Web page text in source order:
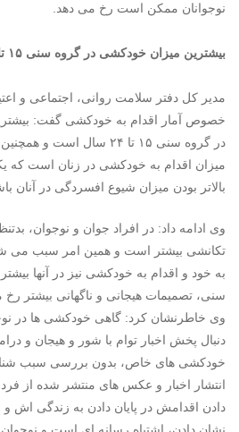
نوجوانان ممکن است رخ می دهد.
بیشترین میزان خودکشی در گروه سنی ۱۵ تا ۲۴
مدیر کل دفتر سلامت روانی، اجتماعی و
خصوص آمار اقدام به خودکشی گفت:
در گروه سنی ١۵ تا ٢۴ سال
میزان اقدام به خودکشی در زنان است که
بالاتر بودن میزان شیوع افسردگی در آنان
وی ادامه داد: در افراد جوان و نوجوان،
تکانشی بیشتر است و همین امر سبب می
به خود و اقدام به خودکشی نیز در آنها
سنی، تصمیمات هیجانی و ناگهانی بیشتر
وی خاطرنشان کرد: گاهی خودکشی ها در
دنبال پخش اخبار توام با شور و هیجان و
خودکشی های خاص، بدون بررسی سبب
انتشار اخبار و عکس های منتشر شده از فرد
دادن اقدامش در پایان دادن به زندگی اش و